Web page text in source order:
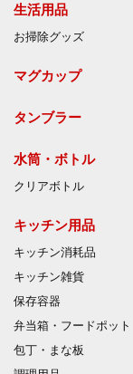
生活用品
お掃除グッズ
マグカップ
タンブラー
水筒・ボトル
クリアボトル
キッチン用品
キッチン消耗品
キッチン雑貨
保存容器
弁当箱・フードポット
包丁・まな板